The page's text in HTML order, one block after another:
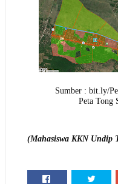
Sumber : bit.ly/
Peta Tong
(Mahasiswa KKN Undip